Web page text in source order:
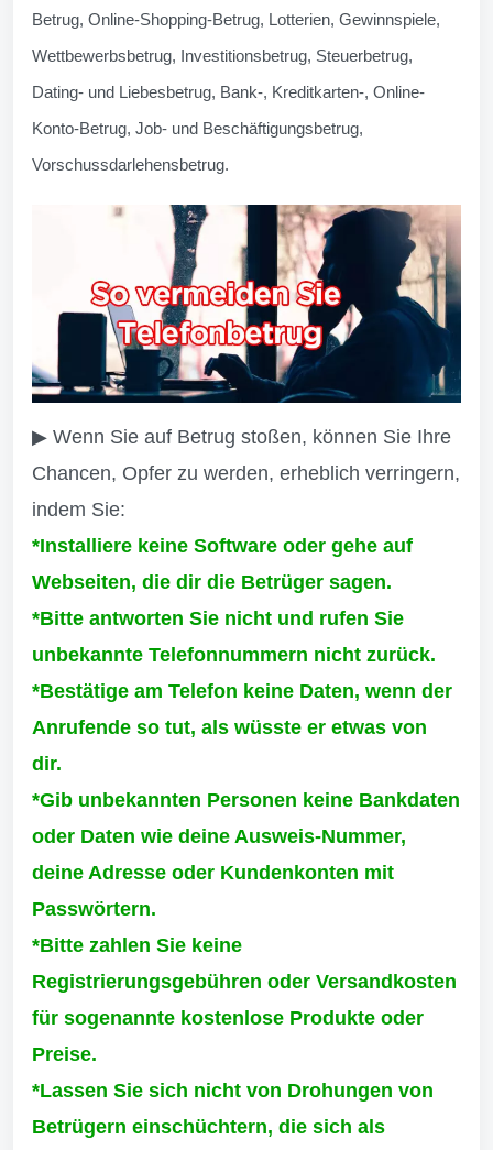
Betrug, Online-Shopping-Betrug, Lotterien, Gewinnspiele,
Wettbewerbsbetrug, Investitionsbetrug, Steuerbetrug,
Dating- und Liebesbetrug, Bank-, Kreditkarten-, Online-
Konto-Betrug, Job- und Beschäftigungsbetrug,
Vorschussdarlehensbetrug.
▶ Wenn Sie auf Betrug stoßen, können Sie Ihre
Chancen, Opfer zu werden, erheblich verringern,
indem Sie:
*Installiere keine Software oder gehe auf
Webseiten, die dir die Betrüger sagen.
*Bitte antworten Sie nicht und rufen Sie
unbekannte Telefonnummern nicht zurück.
*Bestätige am Telefon keine Daten, wenn der
Anrufende so tut, als wüsste er etwas von
dir.
*Gib unbekannten Personen keine Bankdaten
oder Daten wie deine Ausweis-Nummer,
deine Adresse oder Kundenkonten mit
Passwörtern.
*Bitte zahlen Sie keine
Registrierungsgebühren oder Versandkosten
für sogenannte kostenlose Produkte oder
Preise.
*Lassen Sie sich nicht von Drohungen von
Betrügern einschüchtern, die sich als